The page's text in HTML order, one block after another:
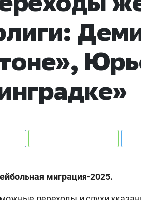
миграция-2025.